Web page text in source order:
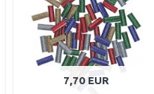
Porovnať
7,70 EUR